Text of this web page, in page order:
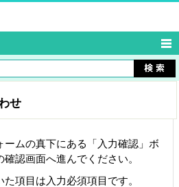
せ
ームの真下にある「入力確認」ボ
認画面へ進んでください。
た項目は入力必須項目です。